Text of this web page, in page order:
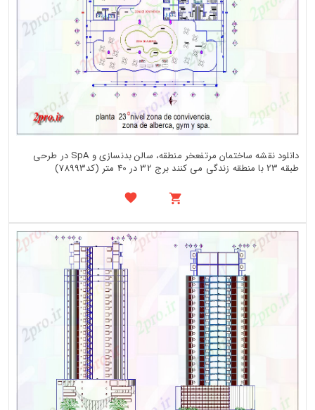
دانلود نقشه ساختمان مرتفعخر منطقه، سالن بدنسازی و SpA در طرحی
طبقه 23 با منطقه زندگی می کنند برج 32 در 40 متر (کد78993)